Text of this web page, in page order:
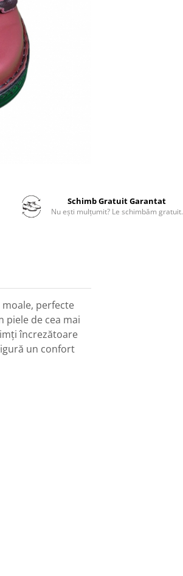
Schimb Gratuit Garantat
Nu ești mulțumit? Le schimbăm gratuit.
perfecte
piele de cea mai
încrezătoare
un confort